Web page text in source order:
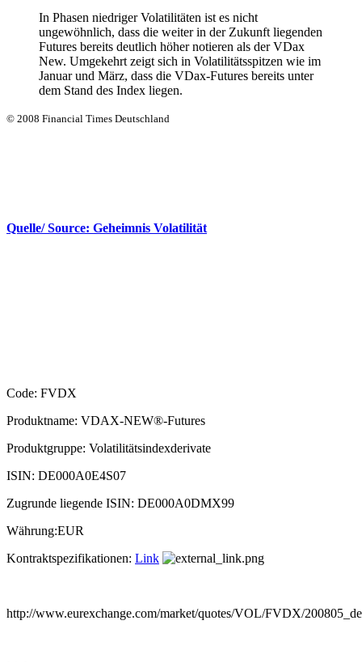
In Phasen niedriger Volatilitäten ist es nicht
ungewöhnlich, dass die weiter in der Zukunft liegenden
Futures bereits deutlich höher notieren als der VDax
New. Umgekehrt zeigt sich in Volatilitätsspitzen wie im
Januar und März, dass die VDax-Futures bereits unter
dem Stand des Index liegen.
© 2008 Financial Times Deutschland
Quelle/ Source: Geheimnis Volatilität
Code: FVDX
Produktname: VDAX-NEW®-Futures
Produktgruppe: Volatilitätsindexderivate
ISIN: DE000A0E4S07
Zugrunde liegende ISIN: DE000A0DMX99
Währung:EUR
Kontraktspezifikationen: Link
http://www.eurexchange.com/market/quotes/VOL/FVDX/